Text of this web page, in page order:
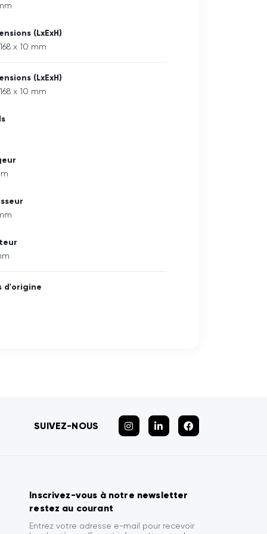
(LxExH)
x 10 mm
(LxExH)
x 10 mm
d'origine
SUIVEZ-NOUS
Inscrivez-vous à notre newsletter
restez au courant
Entrez votre adresse e-mail pour recevoir